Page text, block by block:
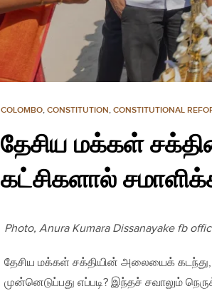
COLOMBO, CONSTITUTION, CONSTITUTIONAL
தேசிய மக்கள்
கட்சிகளால் சமாளிக்க
Photo, Anura Kumara Dissanayake fb
தேசிய மக்கள் சக்தியின் அலையைக் கடந்து,
முன்னெடுப்பது எப்படி? இந்தச் சவாலும்